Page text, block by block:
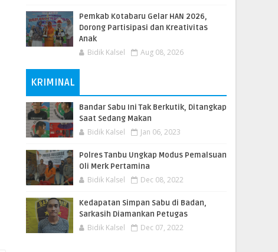
Pemkab Kotabaru Gelar HAN 2026,
Dorong Partisipasi dan Kreativitas
Anak
Bidik Kalsel Aug 08, 2026
KRIMINAL
Bandar Sabu Ini Tak Berkutik, Ditangkap
Saat Sedang Makan
Bidik Kalsel Jan 06, 2023
Polres Tanbu Ungkap Modus Pemalsuan
Oli Merk Pertamina
Bidik Kalsel Dec 08, 2022
Kedapatan Simpan Sabu di Badan,
Sarkasih Diamankan Petugas
Bidik Kalsel Dec 07, 2022